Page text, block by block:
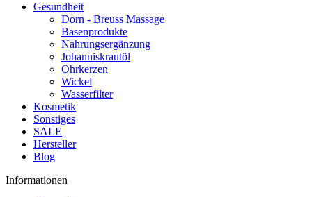
Gesundheit
Dorn - Breuss Massage
Basenprodukte
Nahrungsergänzung
Johanniskrautöl
Ohrkerzen
Wickel
Wasserfilter
Kosmetik
Sonstiges
SALE
Hersteller
Blog
Informationen